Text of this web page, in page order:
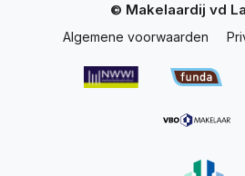
© Makelaardij vd
Algemene voorwaarden